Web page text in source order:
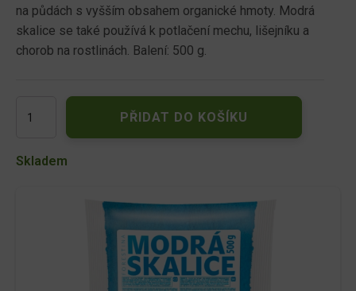
na půdách s vyšším obsahem organické hmoty. Modrá
skalice se také používá k potlačení mechu, lišejníku a
chorob na rostlinách. Balení: 500 g.
modrá
500g
PŘIDAT DO KOŠÍKU
Skladem